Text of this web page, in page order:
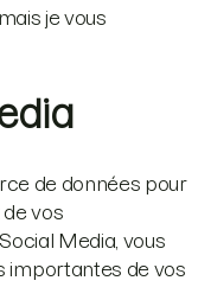
je vous
de données pour
vos
Media, vous
importantes de vos